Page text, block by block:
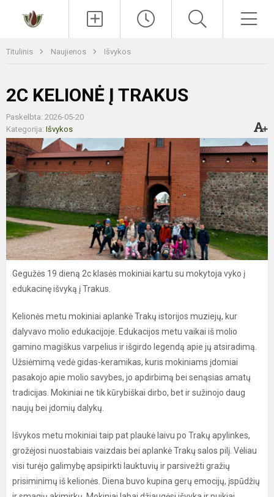
Titulinis Naujienos Išvykos
2C KELIONĖ Į TRAKUS
Paskelbta: 2026-05-20
Kategorija: Išvykos
Gegužės 19 dieną 2c klasės mokiniai kartu su mokytoja vyko į
edukacinę išvyką į Trakus.
Kelionės metu mokiniai aplankė Trakų istorijos muziejų, kur
dalyvavo molio edukacijoje. Edukacijos metu vaikai iš molio
gamino magiškus varpelius ir išgirdo legendą apie jų atsiradimą.
Užsiėmimą vedė gidas-keramikas, kuris mokiniams įdomiai
pasakojo apie molio savybes, jo apdirbimą bei senąsias amatų
tradicijas. Mokiniai ne tik kūrybiškai dirbo, bet ir sužinojo daug
naujų bei įdomių dalykų.
Išvykos metu mokiniai taip pat plaukė laivu po Trakų apylinkes,
grožėjosi nuostabiais vaizdais bei aplankė Trakų salos pilį. Vėliau
visi turėjo galimybę apsipirkti lauktuvių ir parsivežti gražių
prisiminimų iš kelionės. Diena buvo kupina gerų emocijų, įspūdžių